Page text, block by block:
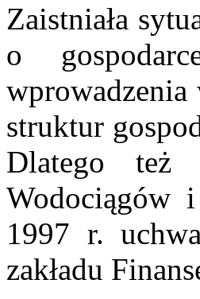
Zaistniała
o
struktur
Dlatego też
Wodociągów
1997 r.
zakładu